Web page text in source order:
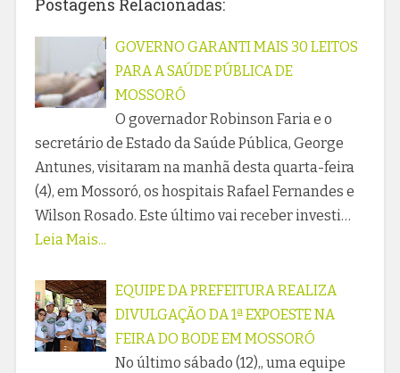
Postagens Relacionadas:
GOVERNO GARANTI MAIS 30 LEITOS
PARA A SAÚDE PÚBLICA DE
MOSSORÓ
O governador Robinson Faria e o
secretário de Estado da Saúde Pública, George
Antunes, visitaram na manhã desta quarta-feira
(4), em Mossoró, os hospitais Rafael Fernandes e
Wilson Rosado. Este último vai receber investi…
Leia Mais...
EQUIPE DA PREFEITURA REALIZA
DIVULGAÇÃO DA 1ª EXPOESTE NA
FEIRA DO BODE EM MOSSORÓ
No último sábado (12),, uma equipe